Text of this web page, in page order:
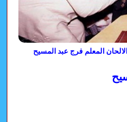
المعلم فرج عبد المسيح